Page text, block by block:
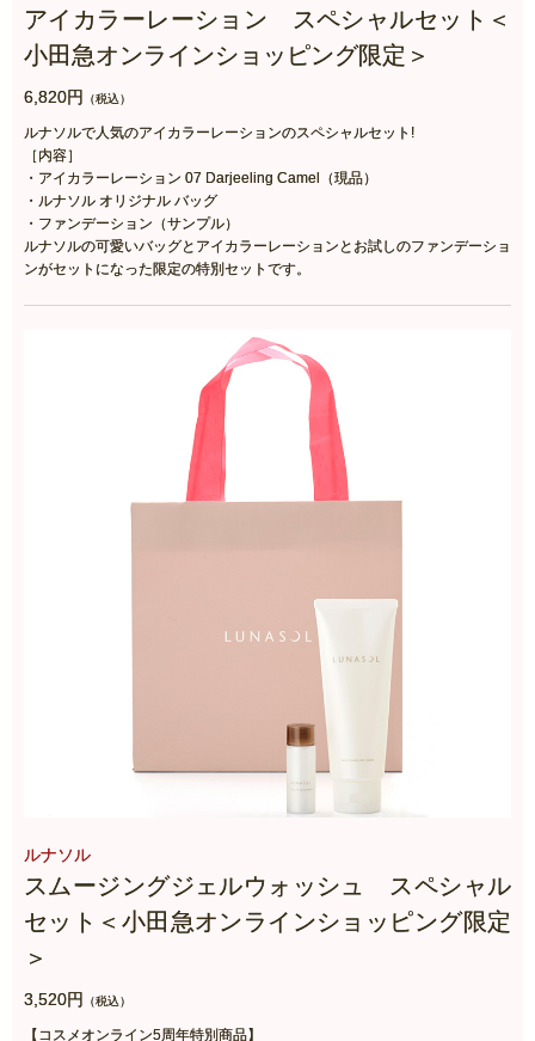
アイカラーレーション スペシャルセット＜
小田急オンラインショッピング限定＞
6,820円 （税込）
ルナソルで人気のアイカラーレーションのスペシャルセット!
［内容］
・アイカラーレーション 07 Darjeeling Camel（現品）
・ルナソル オリジナル バッグ
・ファンデーション（サンプル）
ルナソルの可愛いバッグとアイカラーレーションとお試しのファンデーショ
ンがセットになった限定の特別セットです。
ルナソル
スムージングジェルウォッシュ スペシャル
セット＜小田急オンラインショッピング限定
＞
3,520円 （税込）
【コスメオンライン5周年特別商品】